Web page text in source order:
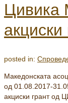
Цивика
акциски
posted in:
Македонската
од 01.08.2017-
акциски грант